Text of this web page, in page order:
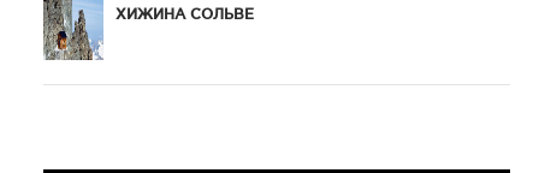
ХИЖИНА СОЛЬВЕ